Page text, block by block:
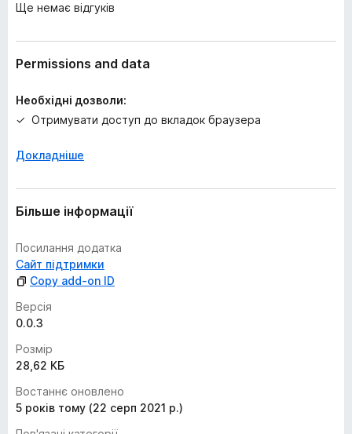
і
о
к
Ще немає відгуків
Permissions and data
Необхідні дозволи:
Отримувати доступ до вкладок браузера
Докладніше
Більше інформації
Посилання додатка
Сайт підтримки
Copy add-on ID
Версія
0.0.3
Розмір
28,62 КБ
Востаннє оновлено
5 років тому (22 серп 2021 р.)